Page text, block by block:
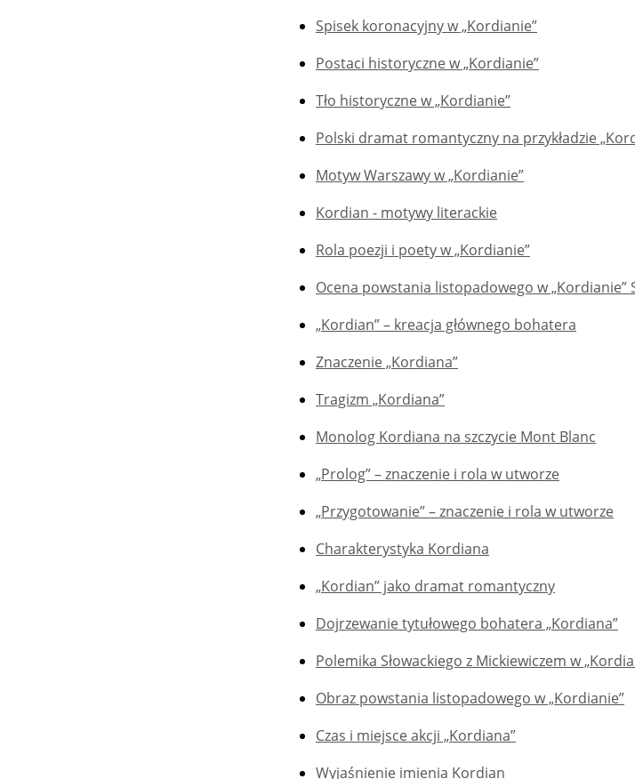
Spisek koronacyjny w „Kordianie”
Postaci historyczne w „Kordianie”
Tło historyczne w „Kordianie”
Polski dramat romantyczny na przykładzie
Motyw Warszawy w „Kordianie”
Kordian - motywy literackie
Rola poezji i poety w „Kordianie”
Ocena powstania listopadowego w „Kordianie”
„Kordian” – kreacja głównego bohatera
Znaczenie „Kordiana”
Tragizm „Kordiana”
Monolog Kordiana na szczycie Mont Blanc
„Prolog” – znaczenie i rola w utworze
„Przygotowanie” – znaczenie i rola w utworze
Charakterystyka Kordiana
„Kordian” jako dramat romantyczny
Dojrzewanie tytułowego bohatera „Kordiana”
Polemika Słowackiego z Mickiewiczem w
Obraz powstania listopadowego w „Kordianie”
Czas i miejsce akcji „Kordiana”
Wyjaśnienie imienia Kordian